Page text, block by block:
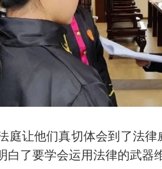
让他们真切体会到了法律
了要学会运用法律的武器